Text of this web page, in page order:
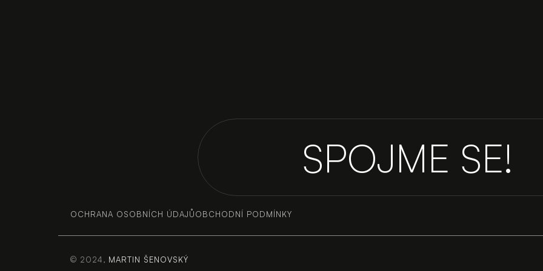
SPOJME SE!
OCHRANA OSOBNÍCH ÚDAJŮOBCHODNÍ PODMÍNKY
© 2024, MARTIN ŠENOVSKÝ